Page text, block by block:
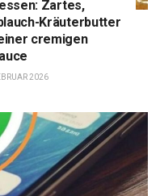
Zartes,
Kräuterbutter
cremigen
2026